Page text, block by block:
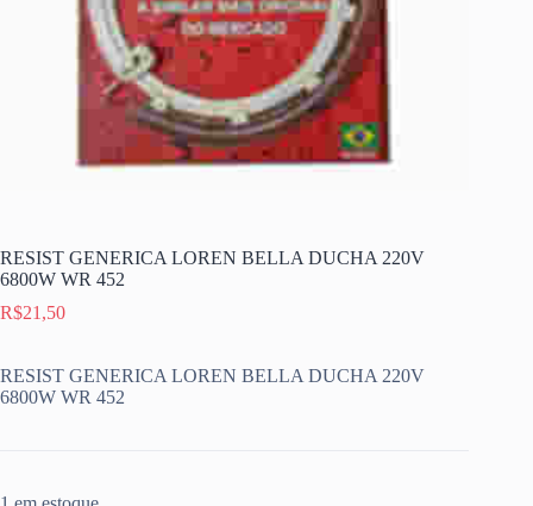
RESIST GENERICA LOREN BELLA DUCHA 220V
6800W WR 452
R$21,50
RESIST GENERICA LOREN BELLA DUCHA 220V
6800W WR 452